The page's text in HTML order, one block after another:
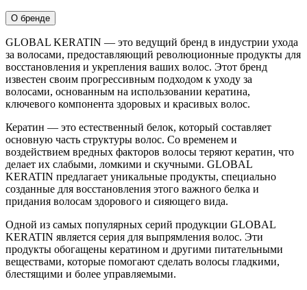
О бренде
GLOBAL KERATIN — это ведущий бренд в индустрии ухода
за волосами, предоставляющий революционные продукты для
восстановления и укрепления ваших волос. Этот бренд
известен своим прогрессивным подходом к уходу за
волосами, основанным на использовании кератина,
ключевого компонента здоровых и красивых волос.
Кератин — это естественный белок, который составляет
основную часть структуры волос. Со временем и
воздействием вредных факторов волосы теряют кератин, что
делает их слабыми, ломкими и скучными. GLOBAL
KERATIN предлагает уникальные продукты, специально
созданные для восстановления этого важного белка и
придания волосам здорового и сияющего вида.
Одной из самых популярных серий продукции GLOBAL
KERATIN является серия для выпрямления волос. Эти
продукты обогащены кератином и другими питательными
веществами, которые помогают сделать волосы гладкими,
блестящими и более управляемыми.